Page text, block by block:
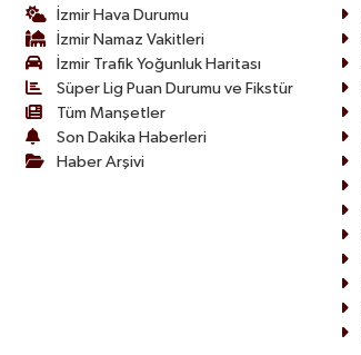
İzmir Hava Durumu
İzmir Namaz Vakitleri
İzmir Trafik Yoğunluk Haritası
Süper Lig Puan Durumu ve Fikstür
Tüm Manşetler
Son Dakika Haberleri
Haber Arşivi